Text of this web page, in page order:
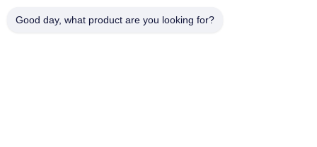
Τηλ.:
Good day, what product are you looking for?